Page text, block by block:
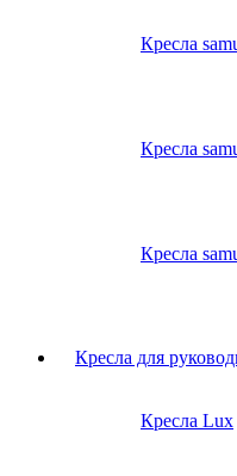
Кресла
Кресла
Кресла
Кресла для
Кресла Lux